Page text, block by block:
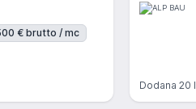
€ brutto / mc
Dodana 20